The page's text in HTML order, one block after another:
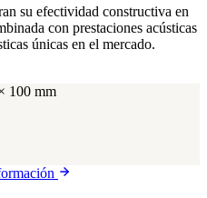
su efectividad constructiva en
con prestaciones acústicas
únicas en el mercado.
100 mm